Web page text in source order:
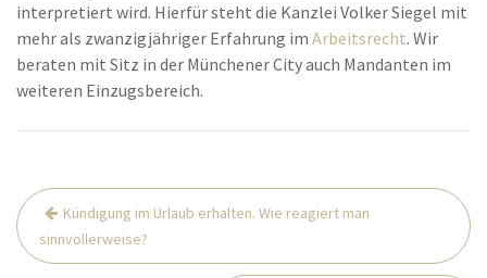
interpretiert wird. Hierfür steht die Kanzlei Volker Siegel mit
mehr als zwanzigjähriger Erfahrung im Arbeitsrecht. Wir
beraten mit Sitz in der Münchener City auch Mandanten im
weiteren Einzugsbereich.
Beitrags-
Navigation
Kündigung im Urlaub erhalten. Wie reagiert man
sinnvollerweise?